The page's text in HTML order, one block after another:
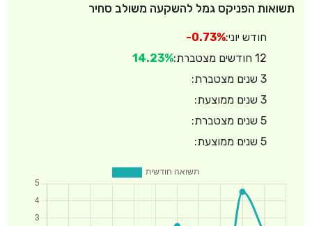
תשואות הפניקס גמל להשקעה משולב סחיר
חודש יוני:-0.73%
12 חודשים מצטברת:
14.23%
3 שנים מצטברת:
3 שנים ממוצעת:
5 שנים מצטברת:
5 שנים ממוצעת: